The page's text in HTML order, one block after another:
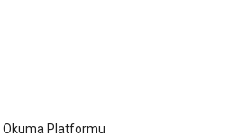
Okuma Platformu